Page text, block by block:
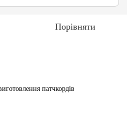
Порівняти
патчкордів